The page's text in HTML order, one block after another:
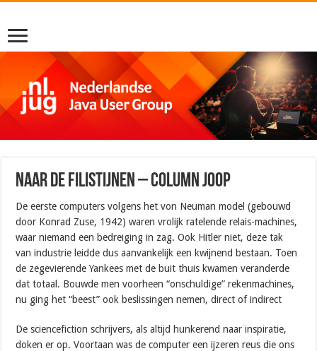
Naar de Filistijnen – Column Joop
De eerste computers volgens het von Neuman model (gebouwd
door Konrad Zuse, 1942) waren vrolijk ratelende relais-machines,
waar niemand een bedreiging in zag. Ook Hitler niet, deze tak
van industrie leidde dus aanvankelijk een kwijnend bestaan. Toen
de zegevierende Yankees met de buit thuis kwamen veranderde
dat totaal. Bouwde men voorheen “onschuldige” rekenmachines,
nu ging het “beest” ook beslissingen nemen, direct of indirect
De sciencefiction schrijvers, als altijd hunkerend naar inspiratie,
doken er op.Voortaan was de computer een ijzeren reus die ons